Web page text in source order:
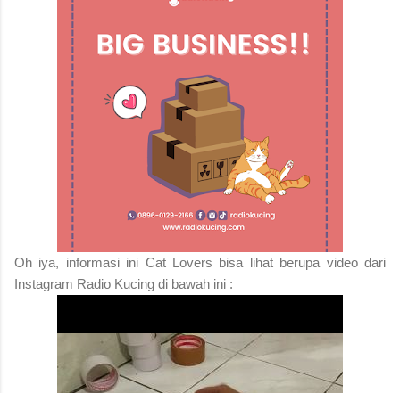
Oh iya, informasi ini Cat Lovers bisa lihat berupa video dari
Instagram Radio Kucing di bawah ini :